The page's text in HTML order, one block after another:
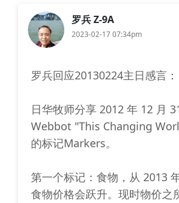
罗兵 Z-9A
2023-02-17 07:34pm
罗兵回应20130224主日感言：
日华牧师分享 2012 年 12 月
Webbot "This Changing
的标记Markers。
第一个标记：食物，从 2013
食物价格会跃升。现时物价之